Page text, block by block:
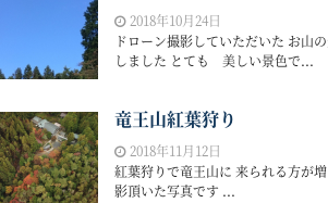
2018年10月24日
ドローン撮影していただいた お山
しました とても 美しい景色で...
竜王山紅葉狩り
2018年11月12日
紅葉狩りで竜王山に 来られる方が
影頂いた写真です ...